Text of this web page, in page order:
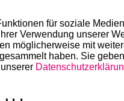
für soziale
Verwendung unserer
möglicherweise mit
haben. Sie